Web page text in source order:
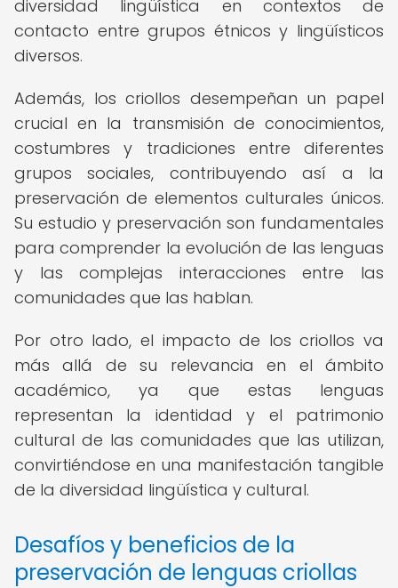
diversidad lingüística en contextos de
contacto entre grupos étnicos y lingüísticos
diversos.
Además, los criollos desempeñan un papel
crucial en la transmisión de conocimientos,
costumbres y tradiciones entre diferentes
grupos sociales, contribuyendo así a la
preservación de elementos culturales únicos.
Su estudio y preservación son fundamentales
para comprender la evolución de las lenguas
y las complejas interacciones entre las
comunidades que las hablan.
Por otro lado, el impacto de los criollos va
más allá de su relevancia en el ámbito
académico, ya que estas lenguas
representan la identidad y el patrimonio
cultural de las comunidades que las utilizan,
convirtiéndose en una manifestación tangible
de la diversidad lingüística y cultural.
Desafíos y beneficios de la
preservación de lenguas criollas